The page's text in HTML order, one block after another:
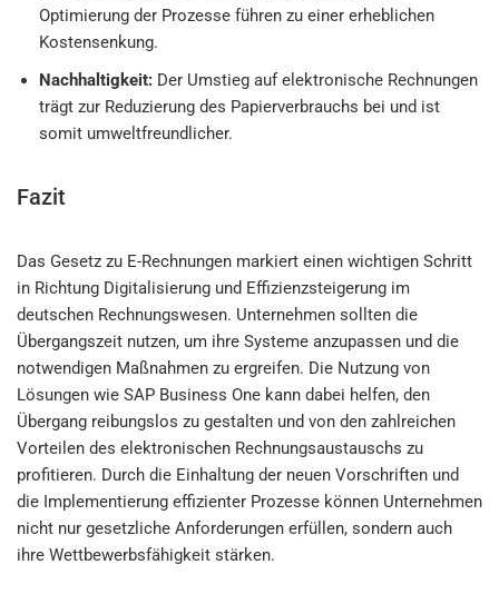
Optimierung der Prozesse führen zu einer erheblichen
Kostensenkung.
Nachhaltigkeit: Der Umstieg auf elektronische Rechnungen
trägt zur Reduzierung des Papierverbrauchs bei und ist
somit umweltfreundlicher.
Fazit
Das Gesetz zu E-Rechnungen markiert einen wichtigen Schritt
in Richtung Digitalisierung und Effizienzsteigerung im
deutschen Rechnungswesen. Unternehmen sollten die
Übergangszeit nutzen, um ihre Systeme anzupassen und die
notwendigen Maßnahmen zu ergreifen. Die Nutzung von
Lösungen wie SAP Business One kann dabei helfen, den
Übergang reibungslos zu gestalten und von den zahlreichen
Vorteilen des elektronischen Rechnungsaustauschs zu
profitieren. Durch die Einhaltung der neuen Vorschriften und
die Implementierung effizienter Prozesse können Unternehmen
nicht nur gesetzliche Anforderungen erfüllen, sondern auch
ihre Wettbewerbsfähigkeit stärken.